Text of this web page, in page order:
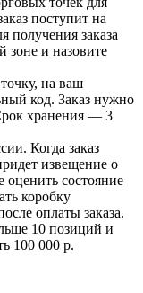
поступит на
получения заказа
зоне и назовите
на ваш
код. Заказ нужно
хранения — 3
Когда заказ
извещение о
состояние
коробку
оплаты заказа.
10 позиций и
100 000 р.